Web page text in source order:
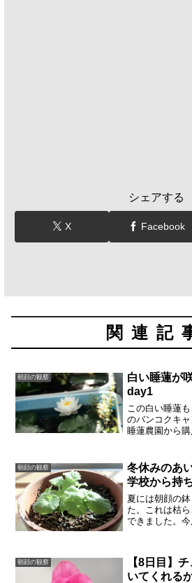
シェアする
X Facebook
関連記
朝顔の観察
白い睡蓮が
day1
この白い睡蓮
のバンコクキ
睡蓮農園から
た。まだ次の
ぎてお迎えし
朝顔の観察
冬休みのあ
学校から持
夏には朝顔の
た。これは枯
できました。
の教室の中に
は多年草なの
朝顔の観察
【8日目】
いてくれる